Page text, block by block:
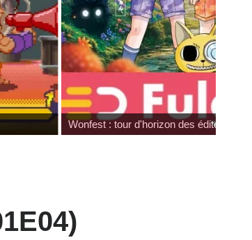
Wonfest : tour d'horizon des éditeurs